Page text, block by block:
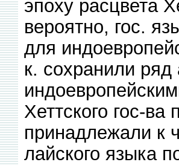
эпоху расцвета
вероятно, гос.
для
к. сохранили
Хеттского гос-ва
принадлежали к
лайского языка